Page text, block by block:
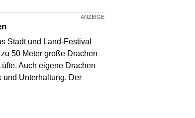
Stadt und Land-Festival
50 Meter große Drachen
Auch eigene Drachen
und Unterhaltung. Der